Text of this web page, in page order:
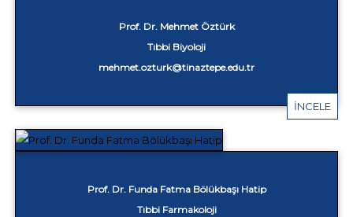
Prof. Dr. Mehmet Öztürk
Tıbbi Biyoloji
mehmet.ozturk@tinaztepe.edu.tr
İNCELE
Prof. Dr. Funda Fatma Bölükbaşı Hatip
Tıbbi Farmakoloji